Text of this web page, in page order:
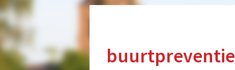
buurtpreventie